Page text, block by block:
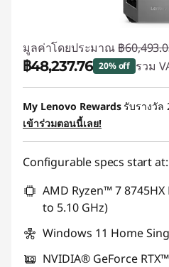
มูลค่าโดยประมาณ ฿
฿48,237.76 20% off รวม
ประหยัดทันที :-฿12,255.27
ใช้ eCoupon :
My Lenovo Rewardsรับรางวัล
เข้าร่วมตอนนี้เลย!
Configurable specs start at:
AMD Ryzen™ 7
to 5.10 GHz)
Windows 11 Home
NVIDIA® GeForce